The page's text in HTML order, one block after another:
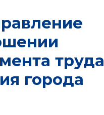
труда
города